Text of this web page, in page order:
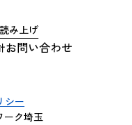
み上げ
お問い合わせ
シー
ーク埼玉